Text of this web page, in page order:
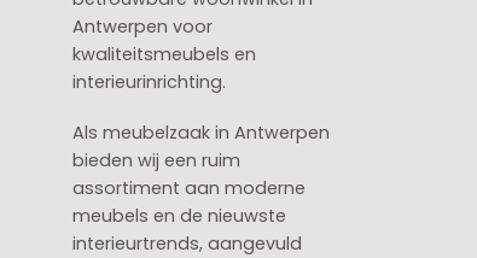
Antwerpen voor
kwaliteitsmeubels en
interieurinrichting.
Als meubelzaak in Antwerpen
bieden wij een ruim
assortiment aan moderne
meubels en de nieuwste
interieurtrends, aangevuld